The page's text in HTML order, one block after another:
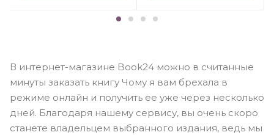
В интернет-магазине Book24 можно в считанные
минуты заказать книгу Чому я вам брехала в
режиме онлайн и получить ее уже через несколько
дней. Благодаря нашему сервису, вы очень скоро
станете владельцем выбранного издания, ведь мы